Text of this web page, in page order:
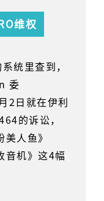
维权
统里查到，
委
2日就在伊利
的诉讼，
人鱼》
音机》这4幅